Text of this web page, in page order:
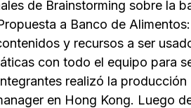
de Brainstorming sobre la
a Banco de
y recursos a ser
con todo el equipo para
realizó la
en Hong Kong. Luego